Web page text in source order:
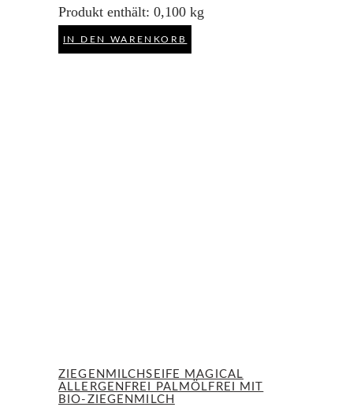
Produkt enthält: 0,100 kg
IN DEN WARENKORB
ZIEGENMILCHSEIFE MAGICAL
ALLERGENFREI PALMÖLFREI MIT
BIO-ZIEGENMILCH